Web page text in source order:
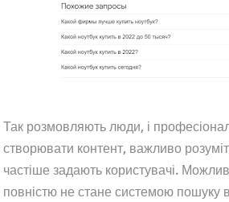
Так розмовляють люди, і
створювати контент, важливо
частіше задають користувачі.
повністю не стане системою пошуку